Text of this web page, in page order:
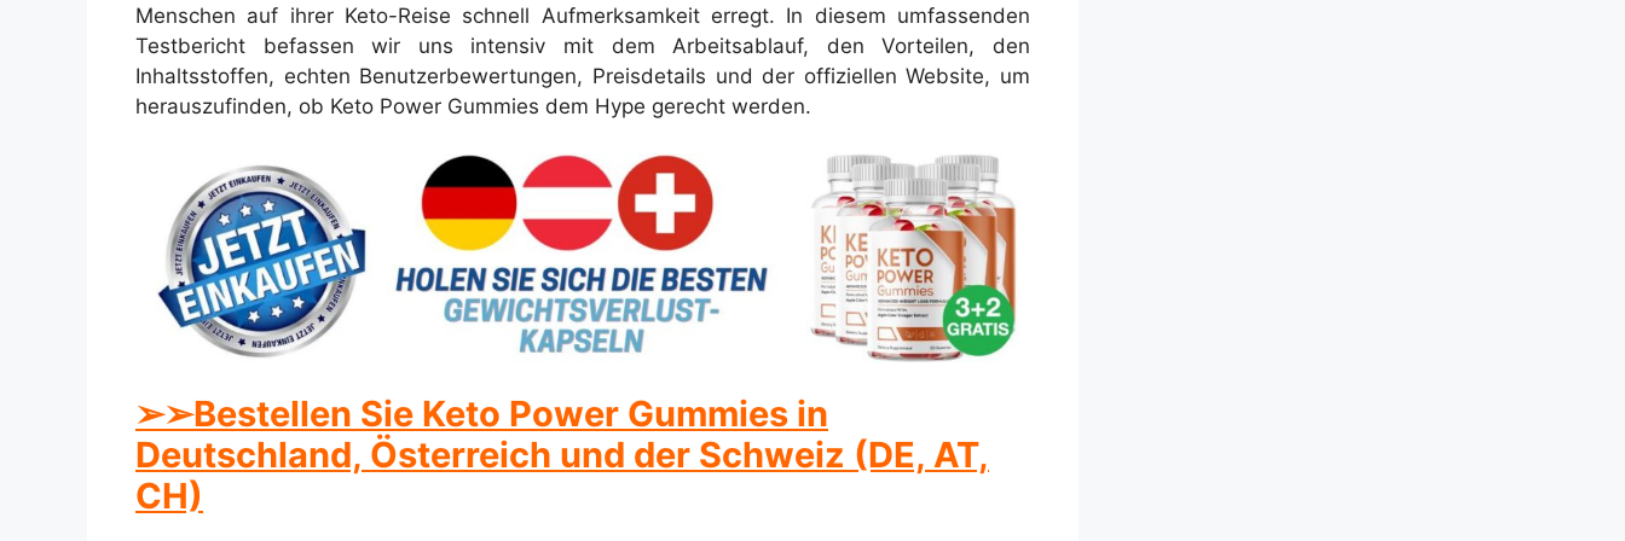
Menschen auf ihrer Keto-Reise schnell Aufmerksamkeit erregt. In diesem umfassenden
Testbericht befassen wir uns intensiv mit dem Arbeitsablauf, den Vorteilen, den
Inhaltsstoffen, echten Benutzerbewertungen, Preisdetails und der offiziellen Website, um
herauszufinden, ob Keto Power Gummies dem Hype gerecht werden.
➢➢Bestellen Sie Keto Power Gummies in
Deutschland, Österreich und der Schweiz (DE, AT,
CH)